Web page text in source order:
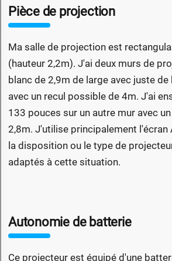
Pièce de projection
Ma salle de projection est
(hauteur 2,2m). J'ai deux murs de
blanc de 2,9m de large avec juste
avec un recul possible de 4m. J'ai
133 pouces sur un autre mur avec
2,8m. J'utilise principalement l'écran
la disposition ou le type de
adaptés à cette situation.
Autonomie de batterie
Ce projecteur est équipé d'une